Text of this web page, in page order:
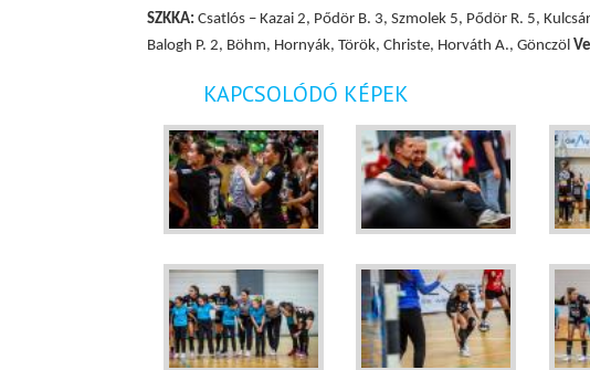
SZKKA: Csatlós – Kazai 2, Pődör B. 3, Szmolek 5, Pődör R. 5,
Balogh P. 2, Böhm, Hornyák, Török, Christe, Horváth A., Gönczöl
KAPCSOLÓDÓ KÉPEK